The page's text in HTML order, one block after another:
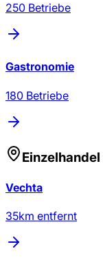
250 Betriebe
Gastronomie
180 Betriebe
Einzelhandel
Vechta
35km entfernt